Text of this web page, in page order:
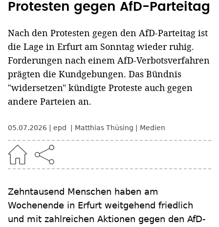
Protesten gegen AfD-Parteitag
Nach den Protesten gegen den AfD-Parteitag ist
die Lage in Erfurt am Sonntag wieder ruhig.
Forderungen nach einem AfD-Verbotsverfahren
prägten die Kundgebungen. Das Bündnis
"widersetzen" kündigte Proteste auch gegen
andere Parteien an.
05.07.2026 epd Matthias Thüsing Medien
Zehntausend Menschen haben am
Wochenende in Erfurt weitgehend friedlich
und mit zahlreichen Aktionen gegen den AfD-